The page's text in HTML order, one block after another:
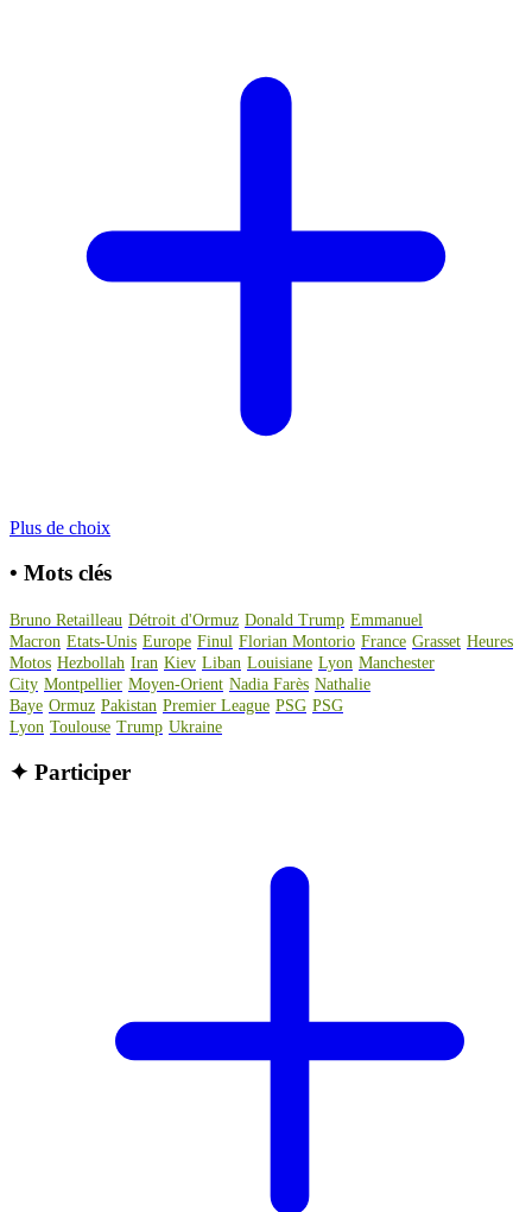
Plus de choix
• Mots clés
Bruno Retailleau Détroit d'Ormuz Donald Trump Emmanuel
Macron Etats-Unis Europe Finul Florian Montorio France Grasset Heures
Motos Hezbollah Iran Kiev Liban Louisiane Lyon Manchester
City Montpellier Moyen-Orient Nadia Farès Nathalie
Baye Ormuz Pakistan Premier League PSG PSG
Lyon Toulouse Trump Ukraine
✦ Participer